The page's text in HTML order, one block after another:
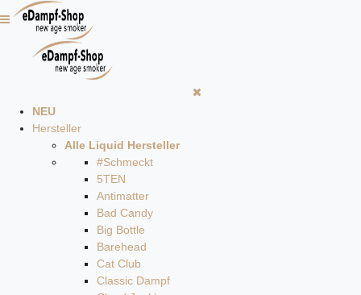
NEU
Hersteller
Alle Liquid Hersteller
#Schmeckt
5TEN
Antimatter
Bad Candy
Big Bottle
Barehead
Cat Club
Classic Dampf